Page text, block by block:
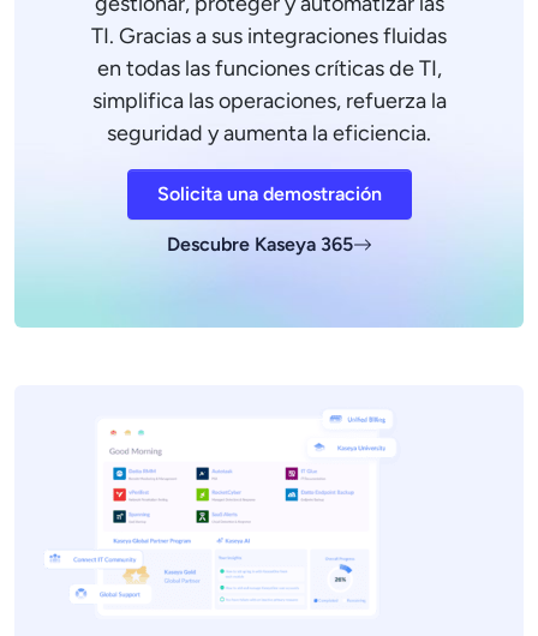
TI. Gracias a sus integraciones fluidas
en todas las funciones críticas de TI,
simplifica las operaciones, refuerza la
seguridad y aumenta la eficiencia.
Solicita una demostración
Descubre Kaseya 365